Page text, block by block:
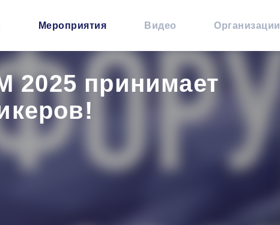
Мероприятия Видео Организации
принимает